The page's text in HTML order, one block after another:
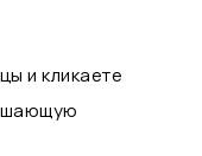
и кликаете